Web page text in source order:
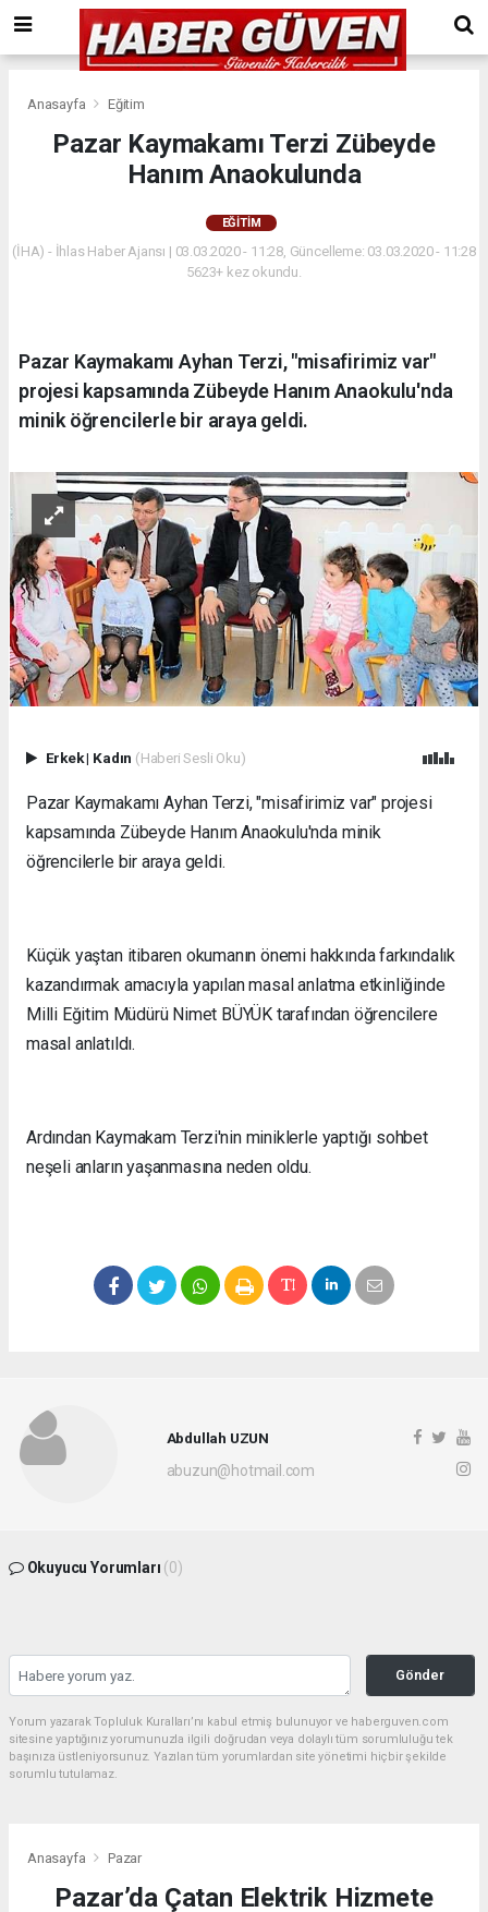
Anasayfa Eğitim
Pazar Kaymakamı Terzi Zübeyde
Hanım Anaokulunda
EĞITIM
(İHA) - İhlas Haber Ajansı | 03.03.2020 - 11:28, Güncelleme: 03.03.2020 - 11:28
5623+ kez okundu.
Pazar Kaymakamı Ayhan Terzi, "misafirimiz var"
projesi kapsamında Zübeyde Hanım Anaokulu'nda
minik öğrencilerle bir araya geldi.
Erkek| Kadın (Haberi Sesli Oku)
Pazar Kaymakamı Ayhan Terzi, "misafirimiz var" projesi
kapsamında Zübeyde Hanım Anaokulu'nda minik
öğrencilerle bir araya geldi.
Küçük yaştan itibaren okumanın önemi hakkında farkındalık
kazandırmak amacıyla yapılan masal anlatma etkinliğinde
Milli Eğitim Müdürü Nimet BÜYÜK tarafından öğrencilere
masal anlatıldı.
Ardından Kaymakam Terzi'nin miniklerle yaptığı sohbet
neşeli anların yaşanmasına neden oldu.
Abdullah UZUN
abuzun@hotmail.com
Okuyucu Yorumları (0)
Gönder
Yorum yazarak Topluluk Kuralları’nı kabul etmiş bulunuyor ve haberguven.com
sitesine yaptığınız yorumunuzla ilgili doğrudan veya dolaylı tüm sorumluluğu tek
başınıza üstleniyorsunuz. Yazılan tüm yorumlardan site yönetimi hiçbir şekilde
sorumlu tutulamaz.
Anasayfa Pazar
Pazar’da Çatan Elektrik Hizmete